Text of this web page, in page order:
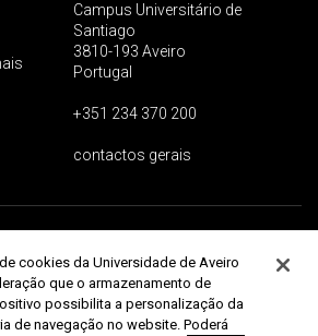
Campus Universitário de
Santiago
3810-193 Aveiro
Portugal
+351 234 370 200
contactos gerais
cookies da Universidade de Aveiro
que o armazenamento de
possibilita a personalização da
de navegação no website. Poderá